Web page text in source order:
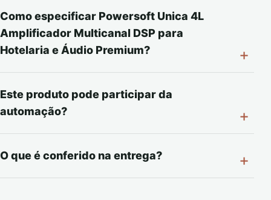
Como especificar Powersoft Unica 4L
Amplificador Multicanal DSP para
Hotelaria e Áudio Premium?
Este produto pode participar da
automação?
O que é conferido na entrega?